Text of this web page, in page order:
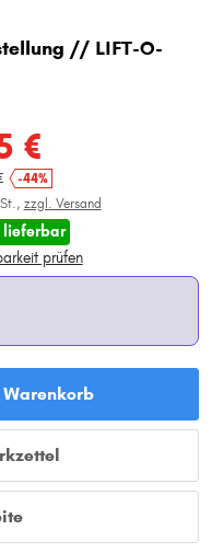
// LIFT-O-
€
-44%
zzgl. Versand
lieferbar
prüfen
Warenkorb